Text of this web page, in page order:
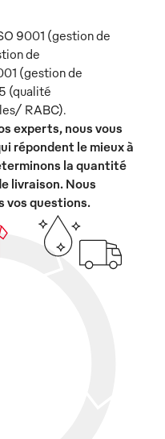
9001 (gestion de
de
(gestion de
(qualité
RABC).
experts, nous vous
répondent le mieux à
la quantité
livraison. Nous
vos questions.